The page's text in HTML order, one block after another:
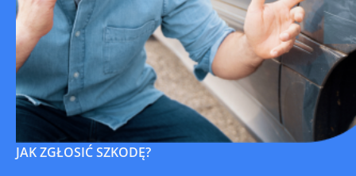
JAK ZGŁOSIĆ SZKODĘ?